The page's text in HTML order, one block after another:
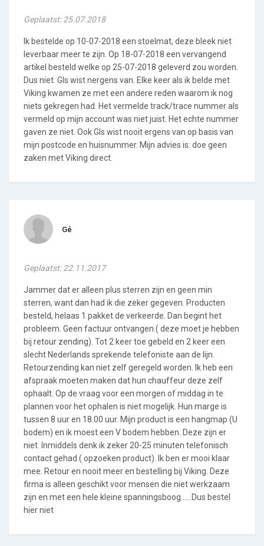
Geplaatst: 25.07.2018
Ik bestelde op 10-07-2018 een stoelmat, deze bleek niet
leverbaar meer te zijn. Op 18-07-2018 een vervangend
artikel besteld welke op 25-07-2018 geleverd zou worden.
Dus niet. Gls wist nergens van. Elke keer als ik belde met
Viking kwamen ze met een andere reden waarom ik nog
niets gekregen had. Het vermelde track/trace nummer als
vermeld op mijn account was niet juist. Het echte nummer
gaven ze niet. Ook Gls wist nooit ergens van op basis van
mijn postcode en huisnummer. Mijn advies is: doe geen
zaken met Viking direct.
Gé
Geplaatst: 22.11.2017
Jammer dat er alleen plus sterren zijn en geen min
sterren, want dan had ik die zeker gegeven. Producten
besteld, helaas 1 pakket de verkeerde. Dan begint het
probleem. Geen factuur ontvangen.( deze moet je hebben
bij retour zending). Tot 2 keer toe gebeld en 2 keer een
slecht Nederlands sprekende telefoniste aan de lijn.
Retourzending kan niet zelf geregeld worden. Ik heb een
afspraak moeten maken dat hun chauffeur deze zelf
ophaalt. Op de vraag voor een morgen of middag in te
plannen voor het ophalen is niet mogelijk. Hun marge is
tussen 8 uur en 18.00 uur. Mijn product is een hangmap (U
bodem) en ik moest een V bodem hebben. Deze zijn er
niet. Inmiddels denk ik zeker 20-25 minuten telefonisch
contact gehad ( opzoeken product). Ik ben er mooi klaar
mee. Retour en nooit meer en bestelling bij Viking. Deze
firma is alleen geschikt voor mensen die niet werkzaam
zijn en met een hele kleine spanningsboog......Dus bestel
hier niet